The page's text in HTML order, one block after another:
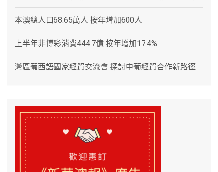
本澳總人口68.65萬人 按年增加600人
上半年非博彩消費444.7億 按年增加17.4%
灣區葡西語國家經貿交流會 探討中葡經貿合作新路徑